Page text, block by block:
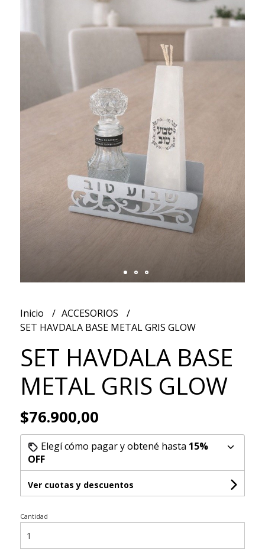
Inicio
ACCESORIOS
SET HAVDALA BASE METAL GRIS GLOW
SET HAVDALA BASE
METAL GRIS GLOW
$76.900,00
Elegí cómo pagar y obtené hasta 15%
OFF
Ver cuotas y descuentos
Cantidad